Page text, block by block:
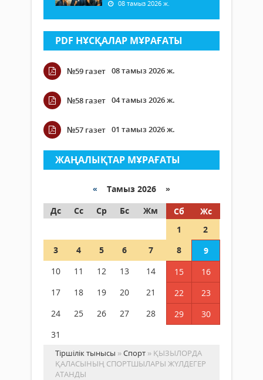
08 тамыз 2026 ж.
PDF НҰСҚАЛАР МҰРАҒАТЫ
№59 газет 08 тамыз 2026 ж.
№58 газет 04 тамыз 2026 ж.
№57 газет 01 тамыз 2026 ж.
ЖАҢАЛЫҚТАР МҰРАҒАТЫ
« Тамыз 2026 »
Дс
Сс Ср Бс Жм Сб
Жс
1
2
3
4 5 6 7 8
9
10
11 12 13 14 15
16
17
18 19 20 21 22
23
24
25 26 27 28 29
30
31
Тіршілік тынысы »Спорт » ҚЫЗЫЛОРДА
ҚАЛАСЫНЫҢ СПОРТШЫЛАРЫ ЖҮЛДЕГЕР
АТАНДЫ